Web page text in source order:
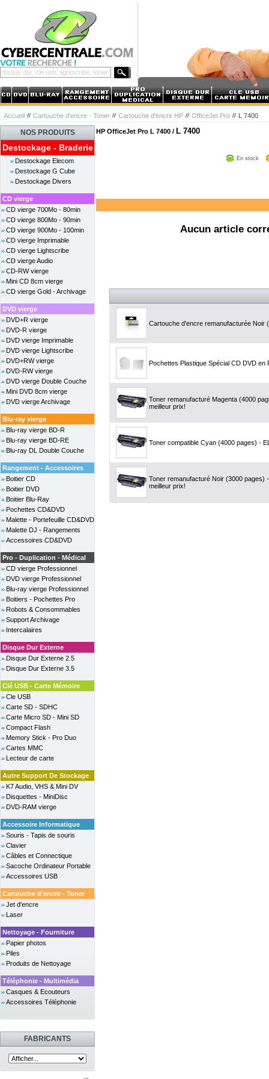
Accueil Cartouche d'encre - Toner Cartouche d'encre HP OfficeJet Pro L 7400
NOS PRODUITS
Destockage - Braderie
Destockage Elecom
Destockage G Cube
Destockage Divers
CD vierge
CD vierge 700Mo - 80min
CD vierge 800Mo - 90min
CD vierge 900Mo - 100min
CD vierge Imprimable
CD vierge Lightscribe
CD vierge Audio
CD-RW vierge
Mini CD 8cm vierge
CD vierge Gold - Archivage
DVD vierge
DVD+R vierge
DVD-R vierge
DVD vierge Imprimable
DVD vierge Lightscribe
DVD+RW vierge
DVD-RW vierge
DVD vierge Double Couche
Mini DVD 8cm vierge
DVD vierge Archivage
Blu-ray vierge
Blu-ray vierge BD-R
Blu-ray vierge BD-RE
Blu-ray DL Double Couche
Rangement - Accessoires
Boitier CD
Boitier DVD
Boitier Blu-Ray
Pochettes CD&DVD
Malette - Portefeuille CD&DVD
Malette DJ - Rangements
Accessoires CD&DVD
Pro - Duplication - Médical
CD vierge Professionnel
DVD vierge Professionnel
Blu-ray vierge Professionnel
Boitiers - Pochettes Pro
Robots & Consommables
Support Archivage
Intercalaires
Disque Dur Externe
Disque Dur Externe 2.5
Disque Dur Externe 3.5
Clé USB - Carte Mémoire
Cle USB
Carte SD - SDHC
Carte Micro SD - Mini SD
Compact Flash
Memory Stick - Pro Duo
Cartes MMC
Lecteur de carte
Autre Support De Stockage
K7 Audio, VHS & Mini DV
Disquettes - MiniDisc
DVD-RAM vierge
Accessoire Informatique
Souris - Tapis de souris
Clavier
Câbles et Connectique
Sacoche Ordinateur Portable
Accessoires USB
Cartouche d'encre - Toner
Jet d'encre
Laser
Nettoyage - Fourniture
Papier photos
Piles
Produits de Nettoyage
Téléphonie - Multimédia
Casques & Ecouteurs
Accessoires Téléphonie
FABRICANTS
HP OfficeJet Pro L 7400 / L 7400
En stock
Aucun article
Cartouche d'encre remanufacturée Noir
Pochettes Plastique Spécial CD DVD en
Toner remanufacturé Magenta (4000
meilleur prix!
Toner compatible Cyan (4000 pages) -
Toner remanufacturé Noir (3000 pages)
meilleur prix!